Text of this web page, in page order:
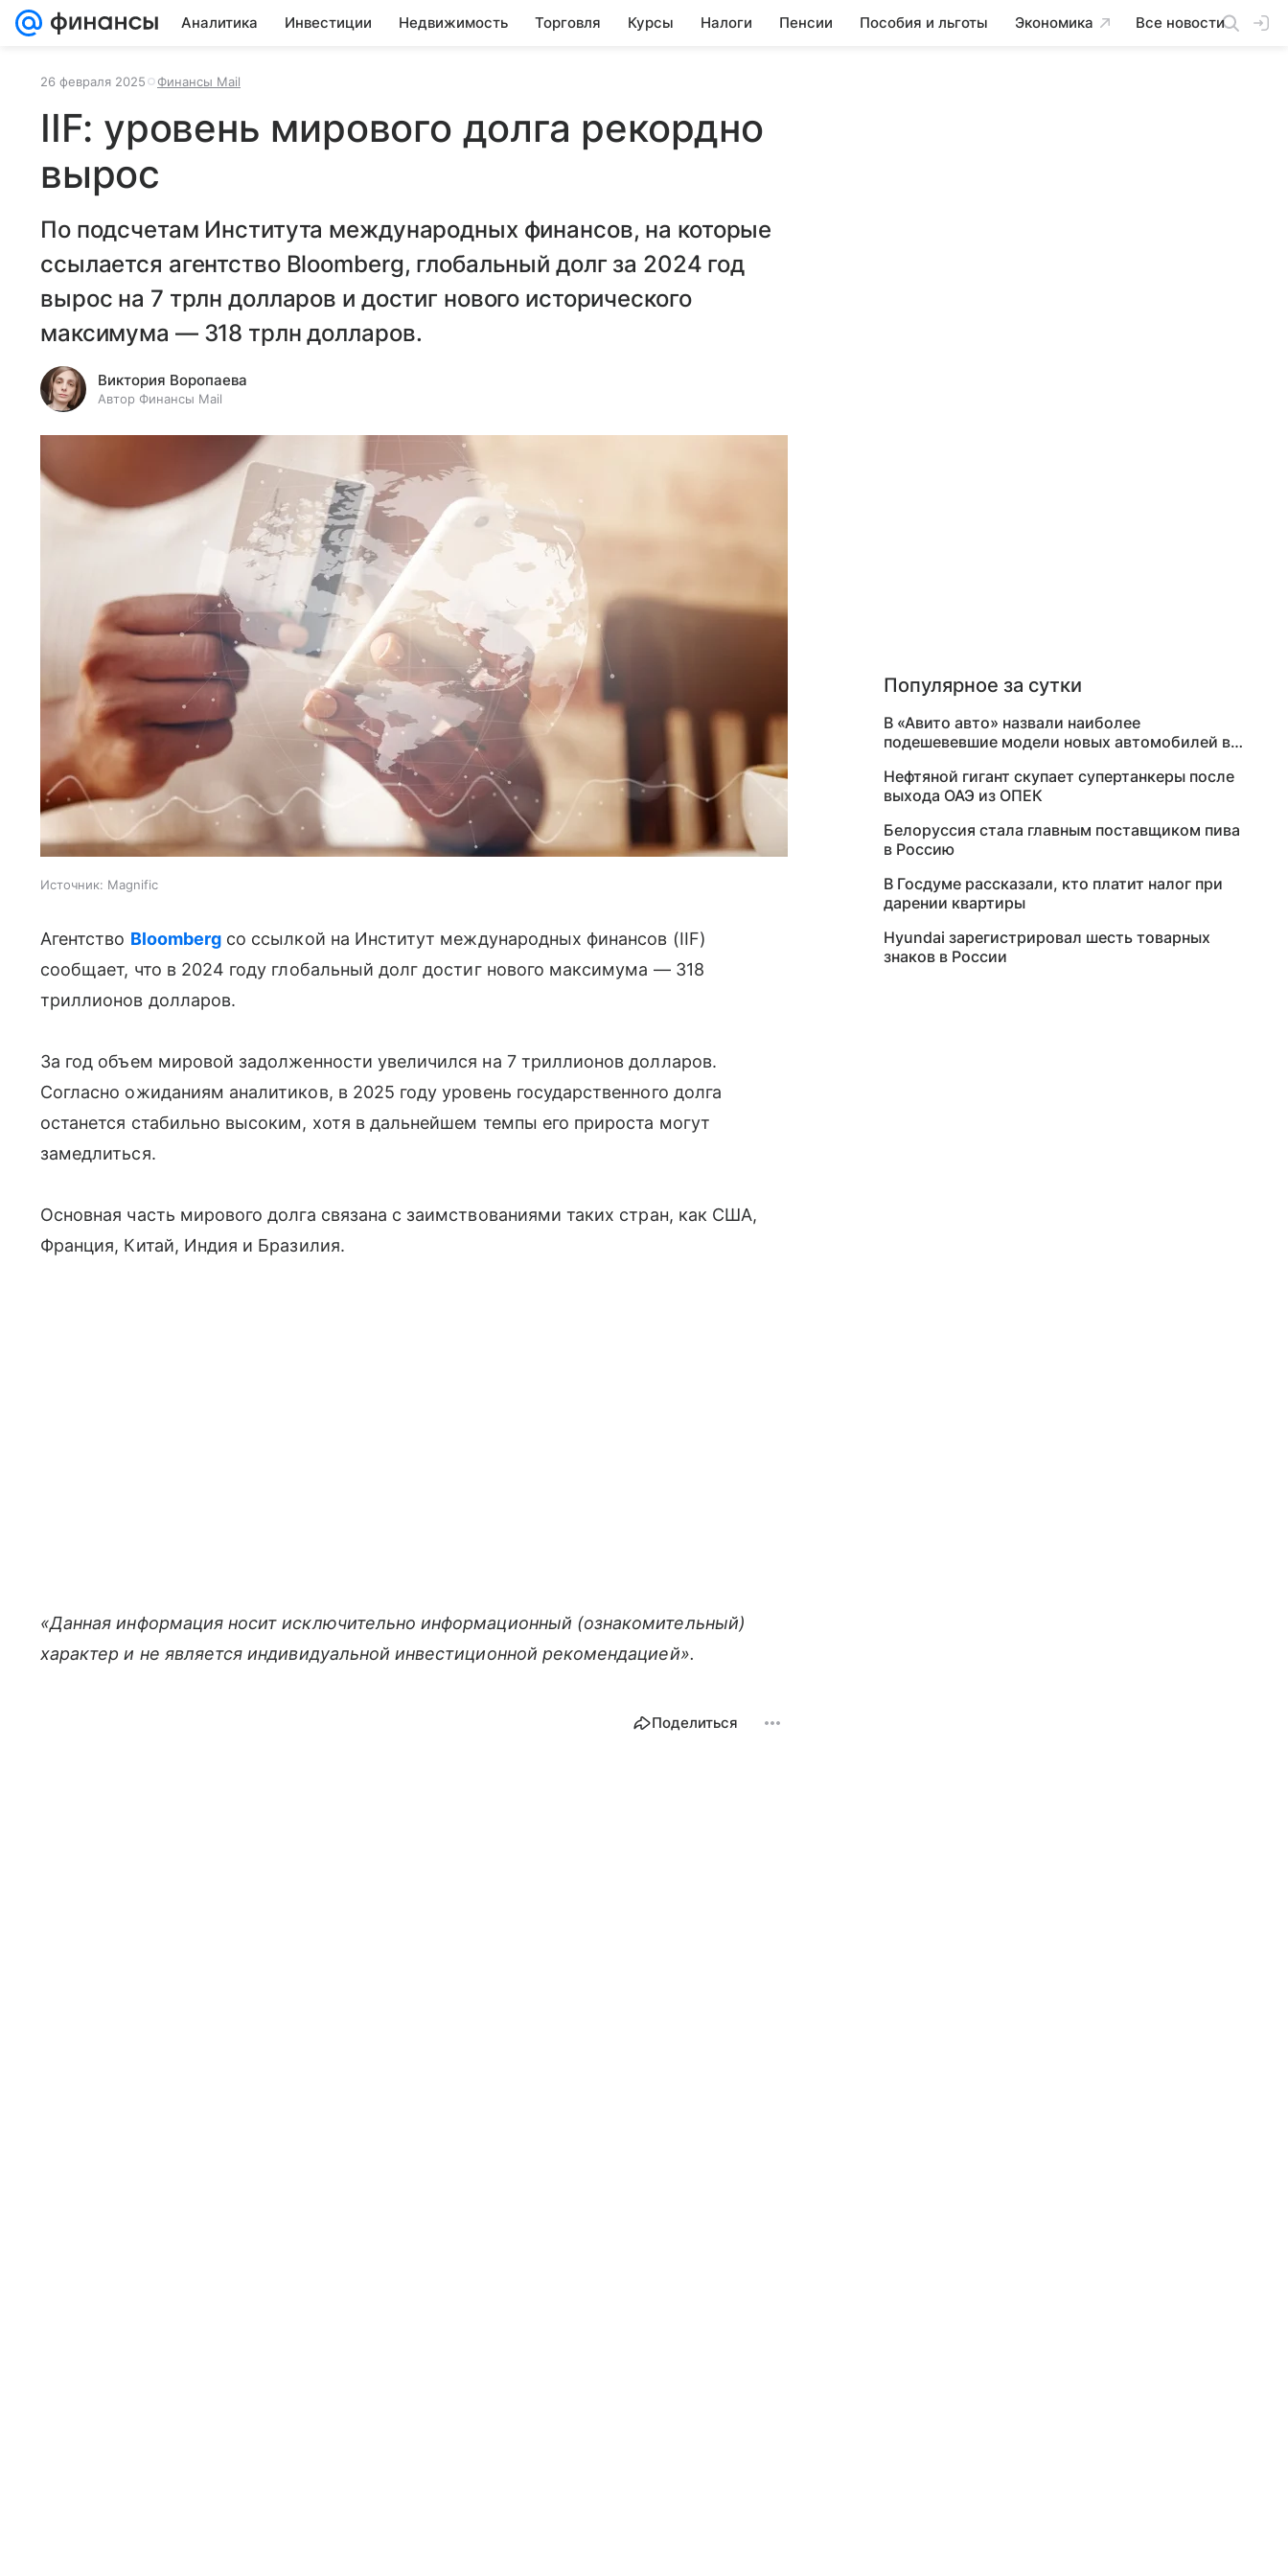
Аналитика Инвестиции Недвижимость Торговля Курсы Налоги Пенсии Пособия и льготы Экономика Все новости
26 февраля 2025 Финансы Mail
IIF: уровень мирового долга рекордно
вырос
По подсчетам Института международных финансов, на которые
ссылается агентство Bloomberg, глобальный долг за 2024 год
вырос на 7 трлн долларов и достиг нового исторического
максимума — 318 трлн долларов.
Виктория Воропаева
Автор Финансы Mail
Источник: Magnific
Агентство Bloomberg со ссылкой на Институт международных финансов (IIF)
сообщает, что в 2024 году глобальный долг достиг нового максимума — 318
триллионов долларов.
За год объем мировой задолженности увеличился на 7 триллионов долларов.
Согласно ожиданиям аналитиков, в 2025 году уровень государственного долга
останется стабильно высоким, хотя в дальнейшем темпы его прироста могут
замедлиться.
Основная часть мирового долга связана с заимствованиями таких стран, как США,
Франция, Китай, Индия и Бразилия.
«Данная информация носит исключительно информационный (ознакомительный)
характер и не является индивидуальной инвестиционной рекомендацией».
Поделиться
Популярное за сутки
В «Авито авто» назвали наиболее
подешевевшие модели новых автомобилей в
Нефтяной гигант скупает супертанкеры после
выхода ОАЭ из ОПЕК
Белоруссия стала главным поставщиком пива
в Россию
В Госдуме рассказали, кто платит налог при
дарении квартиры
Hyundai зарегистрировал шесть товарных
знаков в России